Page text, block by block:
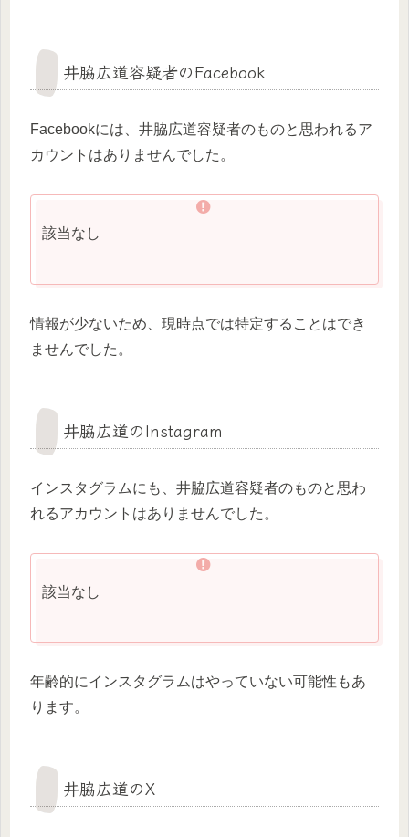
井脇広道容疑者のFacebook
Facebookには、井脇広道容疑者のものと思われるア
カウントはありませんでした。
該当なし
情報が少ないため、現時点では特定することはでき
ませんでした。
井脇広道のInstagram
インスタグラムにも、井脇広道容疑者のものと思わ
れるアカウントはありませんでした。
該当なし
年齢的にインスタグラムはやっていない可能性もあ
ります。
井脇広道のX